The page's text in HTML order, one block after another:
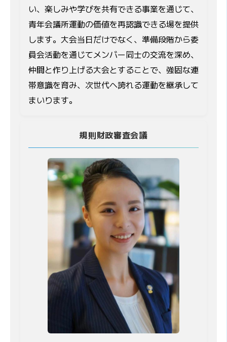
い、楽しみや学びを共有できる事業を通じて、
青年会議所運動の価値を再認識できる場を提供
します。大会当日だけでなく、準備段階から委
員会活動を通じてメンバー同士の交流を深め、
仲間と作り上げる大会とすることで、強固な連
帯意識を育み、次世代へ誇れる運動を継承して
まいります。
規則財政審査会議